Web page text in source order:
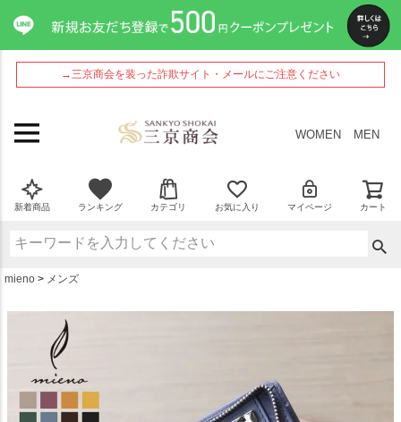
→三京商会を装った詐欺サイト・メールにご注意ください
WOMEN MEN
新着商品 ランキング カテゴリ お気に入り マイページ カート
mieno メンズ
ペー
ジト
ップ
へ